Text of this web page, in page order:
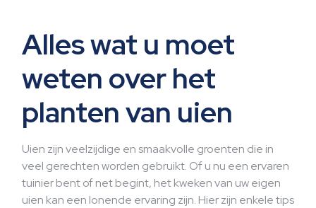
Alles wat u moet
weten over het
planten van uien
Uien zijn veelzijdige en smaakvolle groenten die in
veel gerechten worden gebruikt. Of u nu een ervaren
tuinier bent of net begint, het kweken van uw eigen
uien kan een lonende ervaring zijn. Hier zijn enkele tips